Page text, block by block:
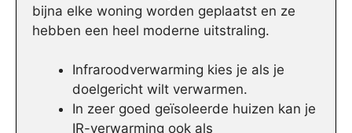
bijna elke woning worden geplaatst en ze
hebben een heel moderne uitstraling.
Infraroodverwarming kies je als je
doelgericht wilt verwarmen.
In zeer goed geïsoleerde huizen kan je
IR-verwarming ook als